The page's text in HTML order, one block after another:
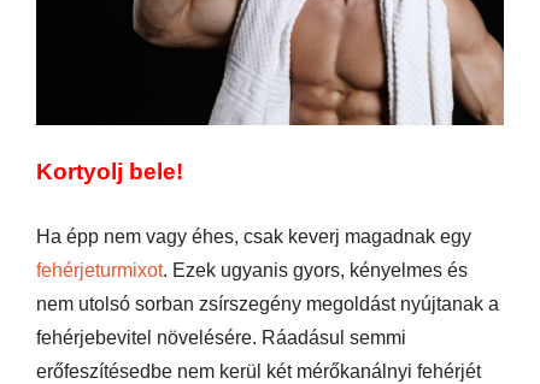
Kortyolj bele!
Ha épp nem vagy éhes, csak keverj magadnak egy
fehérjeturmixot. Ezek ugyanis gyors, kényelmes és
nem utolsó sorban zsírszegény megoldást nyújtanak a
fehérjebevitel növelésére. Ráadásul semmi
erőfeszítésedbe nem kerül két mérőkanálnyi fehérjét